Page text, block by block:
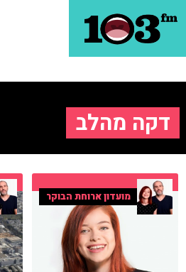
דקה מהלב
מועדון ארוחת הבוקר